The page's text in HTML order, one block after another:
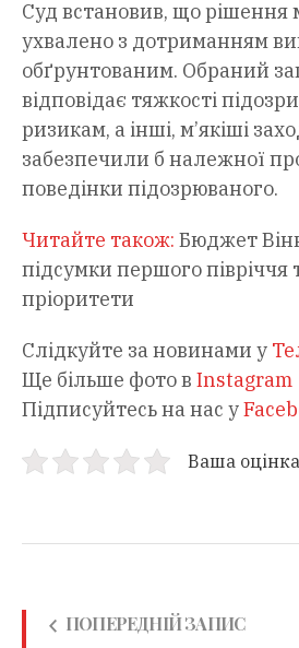
Суд встановив, що рішення
ухвалено з дотриманням
обґрунтованим. Обраний
відповідає тяжкості
ризикам, а інші, м’якіші
забезпечили б належної
поведінки підозрюваного.
Читайте також: Бюджет
підсумки першого півріччя
пріоритети
Слідкуйте за новинами у
Ще більше фото в Instagram
Підписуйтесь на нас у
Ваша
ПОПЕРЕДНІЙ ЗАПИС